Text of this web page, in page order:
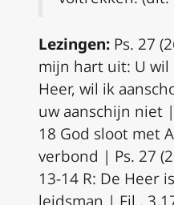
Lezingen: Ps. 27
mijn hart uit: U wil
Heer, wil ik
uw aanschijn niet
18 God sloot met
verbond | Ps. 27
13-14 R: De Heer